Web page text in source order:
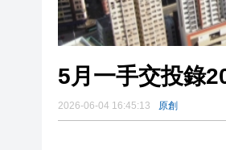
5月一手交投錄
2026-06-04 16:45:13 原創